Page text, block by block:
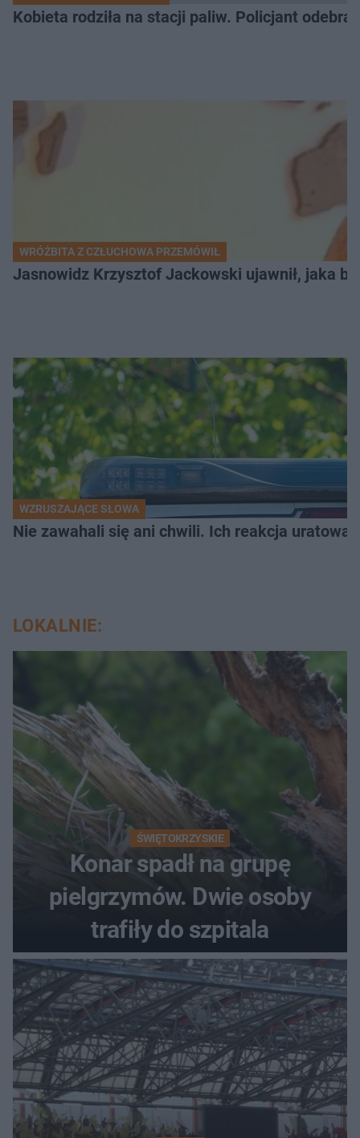
Kobieta rodziła na stacji paliw. Policjant
WRÓŻBITA Z CZŁUCHOWA PRZEMÓWIŁ
Jasnowidz Krzysztof Jackowski ujawnił, jaka
WZRUSZAJĄCE SŁOWA
Nie zawahali się ani chwili. Ich reakcja
LOKALNIE:
ŚWIĘTOKRZYSKIE
Konar spadł na grupę
pielgrzymów. Dwie osoby
trafiły do szpitala